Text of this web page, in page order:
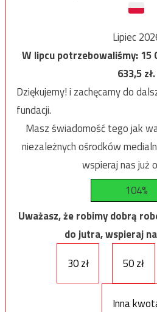
Lipiec
W lipcu potrzebowaliśmy:15
633,5zł.
Dziękujemy! i zachęcamy do
fundacji.
Masz świadomość tego jak
niezależnych ośrodków
wspieraj nas już
104%
Uważasz, że robimy dobrą
do jutra, wspieraj
30 zł
50 zł
Inna